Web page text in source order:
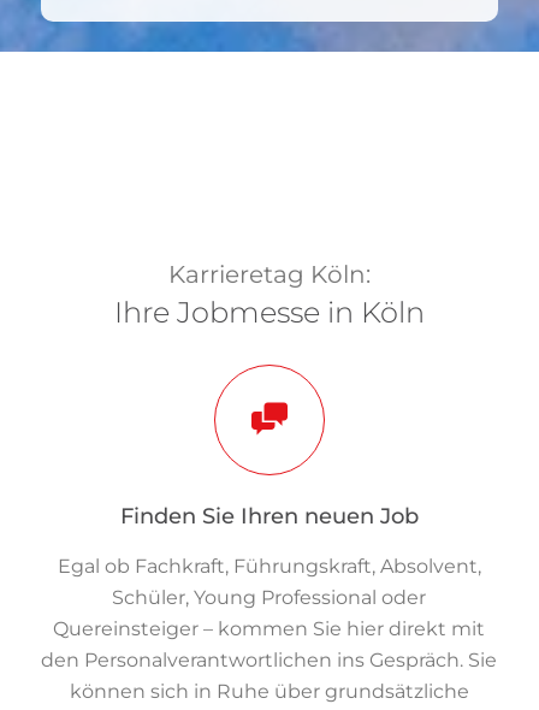
Karrieretag Köln:
Ihre Jobmesse in Köln
Finden Sie Ihren neuen Job
Egal ob Fachkraft, Führungskraft, Absolvent,
Schüler, Young Professional oder
Quereinsteiger – kommen Sie hier direkt mit
den Personalverantwortlichen ins Gespräch. Sie
können sich in Ruhe über grundsätzliche